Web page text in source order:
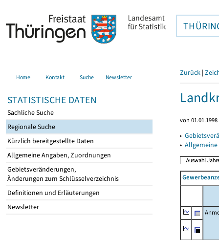
Home Kontakt Suche Newsletter
STATISTISCHE DATEN
Sachliche Suche
Regionale Suche
Kürzlich bereitgestellte Daten
Allgemeine Angaben, Zuordnungen
Gebietsveränderungen,
Änderungen zum Schlüsselverzeichnis
Definitionen und Erläuterungen
Newsletter
Zurück |
von
▸
▸